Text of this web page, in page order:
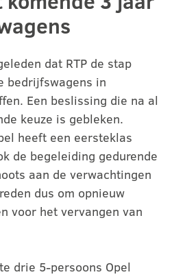
dat RTP de stap
bedrijfswagens in
Een beslissing die na al
keuze is gebleken.
heeft een eersteklas
de begeleiding gedurende
aan de verwachtingen
dus om opnieuw
voor het vervangen van
drie 5-persoons Opel